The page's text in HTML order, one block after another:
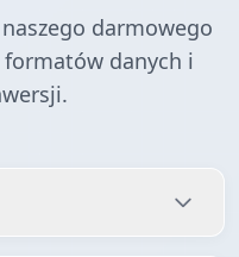
darmowego
danych i